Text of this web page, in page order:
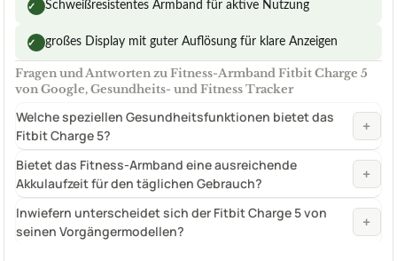
✓ Schweißresistentes Armband für aktive Nutzung
✓ großes Display mit guter Auflösung für klare Anzeigen
Fragen und Antworten zu Fitness-Armband Fitbit Charge 5
von Google, Gesundheits- und Fitness Tracker
Welche speziellen Gesundheitsfunktionen bietet das
Fitbit Charge 5?
+
Bietet das Fitness-Armband eine ausreichende
Akkulaufzeit für den täglichen Gebrauch?
+
Inwiefern unterscheidet sich der Fitbit Charge 5 von
seinen Vorgängermodellen?
+